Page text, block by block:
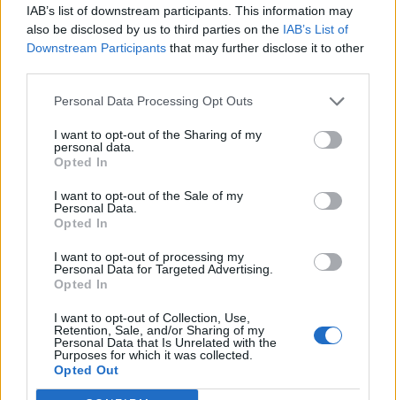
IAB’s list of downstream participants. This information may
also be disclosed by us to third parties on the IAB’s List of
Downstream Participants that may further disclose it to other
Personal Data Processing Opt Outs
I want to opt-out of the Sharing of my
personal data.
Opted In
I want to opt-out of the Sale of my
Personal Data.
Opted In
I want to opt-out of processing my
Personal Data for Targeted Advertising.
Opted In
I want to opt-out of Collection, Use,
Retention, Sale, and/or Sharing of my
Personal Data that Is Unrelated with the
Purposes for which it was collected.
Opted Out
Barcząca wyszarpie grę dającą awans?
Znacznie ciekawiej z perspektywy samych zmagań Rift
bitwy pomiędzy Barczącą Esports a STORMMEDIA FMS.
będzie miał większego znaczenia. Ale nieoczekiwana
porażka Back2TheGame z DOCISKIEM wszystko
odmieniła. Teraz o play-offy walczą właśnie DOCISK i
Barcząca. Sytuacja jest prosta – jeśli FMS wygra 2:0, to
DOC wchodzi do kolejnego etapu. Każdy inny wynik
zapewnia BCE awans do fazy pucharowej. Tym samym
Mikołajowi "Mikusikowi" Cywińskiemu i spółce
wystarczy "tylko" urwanie jednej gry w dzisiejszej
batalii. No ale właśnie, to "tylko" może okazać się
nieosiągalne. Wszak mówimy tutaj o starciu z obecnymi
wicemistrzami Rift Legends, którzy są też wiceliderami
klasyfikacji generalnej. Jedno jest pewne – tego meczu